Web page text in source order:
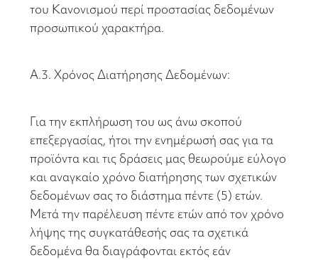
του Κανονισμού περί προστασίας δεδομένων
προσωπικού χαρακτήρα.
Α.3. Χρόνος Διατήρησης Δεδομένων:
Για την εκπλήρωση του ως άνω σκοπού
επεξεργασίας, ήτοι την ενημέρωσή σας για τα
προϊόντα και τις δράσεις μας θεωρούμε εύλογο
και αναγκαίο χρόνο διατήρησης των σχετικών
δεδομένων σας το διάστημα πέντε (5) ετών.
Μετά την παρέλευση πέντε ετών από τον χρόνο
λήψης της συγκατάθεσής σας τα σχετικά
δεδομένα θα διαγράφονται εκτός εάν